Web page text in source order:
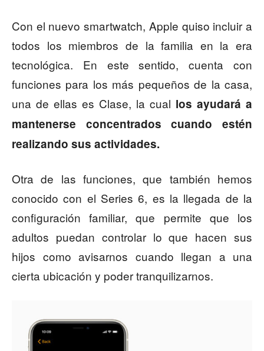
Con el nuevo smartwatch, Apple quiso incluir a
todos los miembros de la familia en la era
tecnológica. En este sentido, cuenta con
funciones para los más pequeños de la casa,
una de ellas es Clase, la cual los ayudará a
mantenerse concentrados cuando estén
realizando sus actividades.
Otra de las funciones, que también hemos
conocido con el Series 6, es la llegada de la
configuración familiar, que permite que los
adultos puedan controlar lo que hacen sus
hijos como avisarnos cuando llegan a una
cierta ubicación y poder tranquilizarnos.